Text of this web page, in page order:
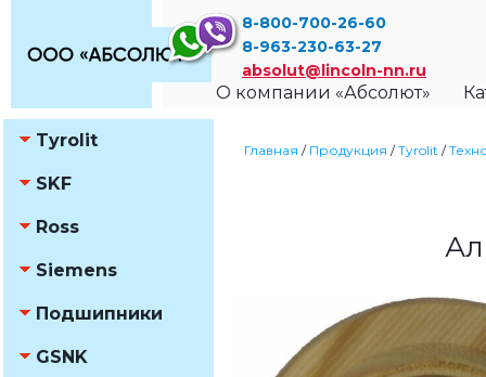
8-800-700-26-60
8-963-230-63-27
absolut@lincoln-nn.ru
О компании «Абсолют»
Tyrolit
SKF
Ross
Siemens
Подшипники
GSNK
Главная / Продукция /Tyrolit /